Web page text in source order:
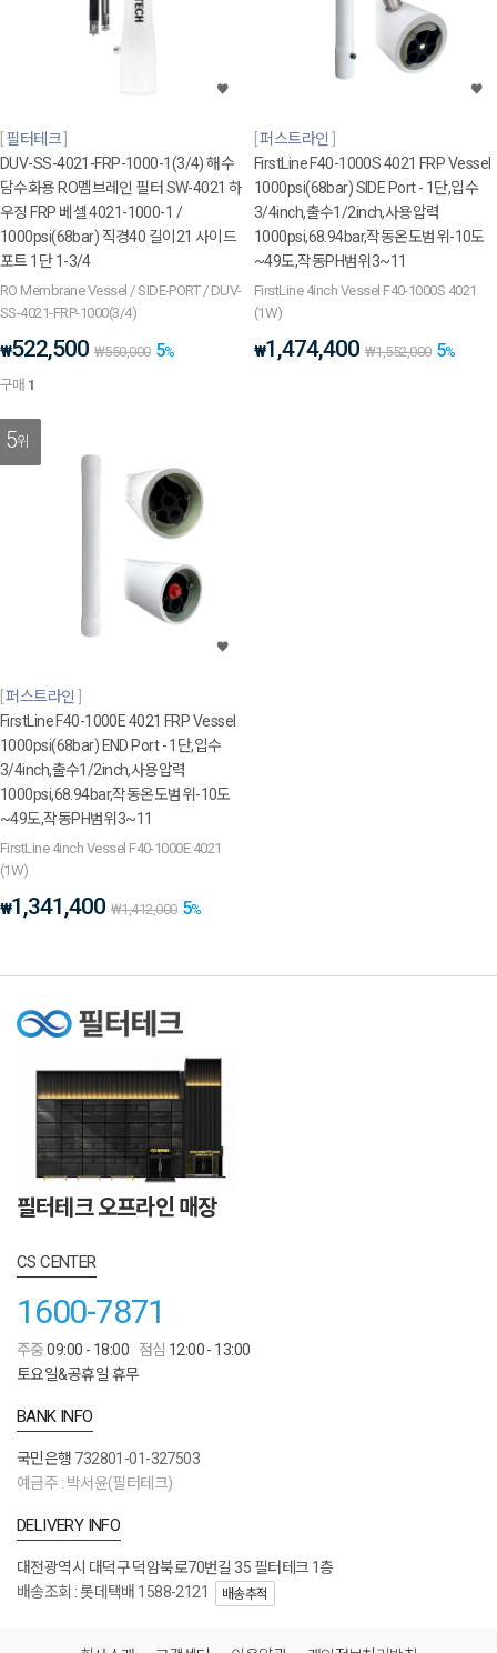
필터테크
DUV-SS-4021-FRP-1000-1(3/4) 해수
담수화용 RO멤브레인 필터 SW-4021 하
우징 FRP 베셀 4021-1000-1 /
1000psi(68bar) 직경40 길이21 사이드
포트 1단 1-3/4
RO Membrane Vessel / SIDE-PORT / DUV-
SS-4021-FRP-1000(3/4)
₩522,500 ₩550,000 5%
구매 1
퍼스트라인
FirstLine F40-1000S 4021 FRP Vessel
1000psi(68bar) SIDE Port - 1단,입수
3/4inch,출수1/2inch,사용압력
1000psi,68.94bar,작동온도범위-10도
~49도,작동PH범위3~11
FirstLine 4inch Vessel F40-1000S 4021
(1W)
₩1,474,400 ₩1,552,000 5%
5위
퍼스트라인
FirstLine F40-1000E 4021 FRP Vessel
1000psi(68bar) END Port - 1단,입수
3/4inch,출수1/2inch,사용압력
1000psi,68.94bar,작동온도범위-10도
~49도,작동PH범위3~11
FirstLine 4inch Vessel F40-1000E 4021
(1W)
₩1,341,400 ₩1,412,000 5%
필터테크 오프라인 매장
CS CENTER
1600-7871
주중09:00 - 18:00 점심 12:00 - 13:00
토요일&공휴일 휴무
BANK INFO
국민은행 732801-01-327503
예금주 : 박서윤(필터테크)
DELIVERY INFO
대전광역시 대덕구 덕암북로70번길 35 필터테크 1층
배송조회 : 롯데택배 1588-2121
배송추적